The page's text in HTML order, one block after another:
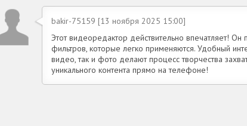
bakir-75159 [13 ноября 2025 15:00]
Этот видеоредактор действительно впечатляет!
фильтров, которые легко применяются. Удобный
видео, так и фото делают процесс творчества
уникального контента прямо на телефоне!